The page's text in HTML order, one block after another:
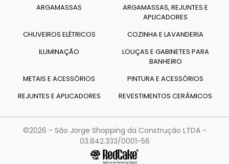
ARGAMASSAS
ARGAMASSAS, REJUNTES E
APLICADORES
CHUVEIROS ELÉTRICOS
COZINHA E LAVANDERIA
ILUMINAÇÃO
LOUÇAS E GABINETES PARA
BANHEIRO
METAIS E ACESSÓRIOS
PINTURA E ACESSÓRIOS
REJUNTES E APLICADORES
REVESTIMENTOS CERÂMICOS
©2026 - São Jorge Shopping da Construção LTDA -
03.842.333/0001-56